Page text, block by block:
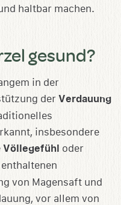
haltbar machen.
gesund?
in der
der Verdauung
insbesondere
Völlegefühl oder
enthaltenen
von Magensaft und
vor allem von